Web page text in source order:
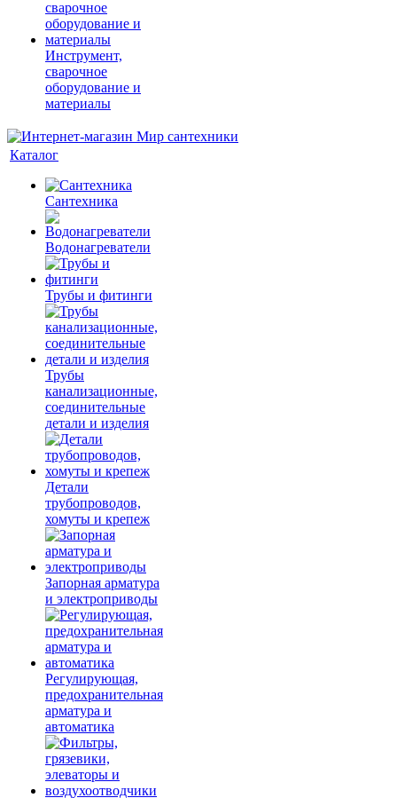
Инструмент,
сварочное
оборудование и
материалы
Каталог
Сантехника
Водонагреватели
Трубы и фитинги
Трубы
канализационные,
соединительные
детали и изделия
Детали
трубопроводов,
хомуты и крепеж
Запорная арматура
и электроприводы
Регулирующая,
предохранительная
арматура и
автоматика